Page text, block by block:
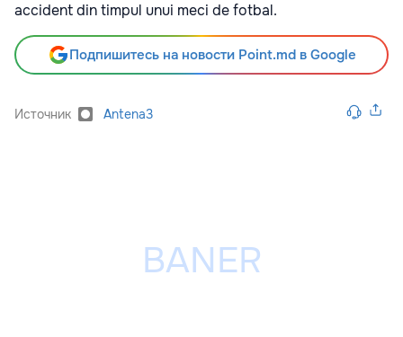
accident din timpul unui meci de fotbal.
Подпишитесь на новости Point.md в Google
Источник Antena3